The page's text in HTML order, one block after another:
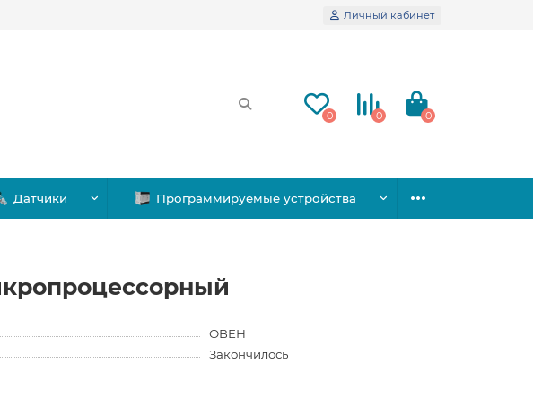
Личный кабинет
0 0 0
Датчики Программируемые устройства
ОВЕН
Закончилось